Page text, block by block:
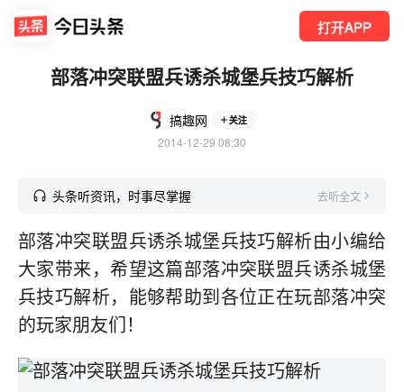
打开APP
部落冲突联盟兵诱杀城堡兵技巧解析
搞趣网 关注
2014-12-29 08:30
头条听资讯，时事尽掌握 去听全文
部落冲突联盟兵诱杀城堡兵技巧解析由小编给
大家带来，希望这篇部落冲突联盟兵诱杀城堡
兵技巧解析，能够帮助到各位正在玩部落冲突
的玩家朋友们！